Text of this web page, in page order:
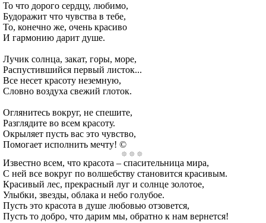
То что дорого сердцу, любимо,
Будоражит что чувства в тебе,
То, конечно же, очень красиво
И гармонию дарит душе.
Лучик солнца, закат, горы, море,
Распустившийся первый листок...
Все несет красоту неземную,
Словно воздуха свежий глоток.
Оглянитесь вокруг, не спешите,
Разглядите во всем красоту.
Окрыляет пусть вас это чувство,
Помогает исполнить мечту! ©
Известно всем, что красота – спасительница мира,
С ней все вокруг по волшебству становится красивым.
Красивый лес, прекрасный луг и солнце золотое,
Улыбки, звезды, облака и небо голубое.
Пусть это красота в душе любовью отзовется,
Пусть то добро, что дарим мы, обратно к нам вернется!